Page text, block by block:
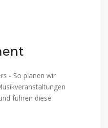
- So planen wir
führen diese